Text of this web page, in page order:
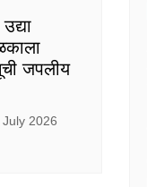
जपलीय
2026